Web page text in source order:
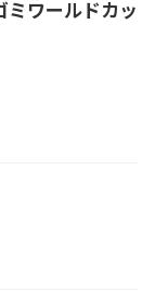
ワールドカッ